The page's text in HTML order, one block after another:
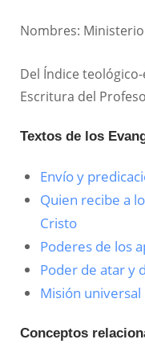
Nombres:
Del Índice
Escritura del
Textos de los
Envío y
Quien recibe a
Cristo
Poderes de los
Poder de atar y
Misión
Conceptos